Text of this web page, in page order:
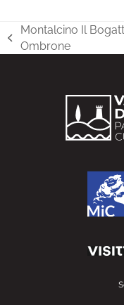
post
Montalcino Il
Ombrone